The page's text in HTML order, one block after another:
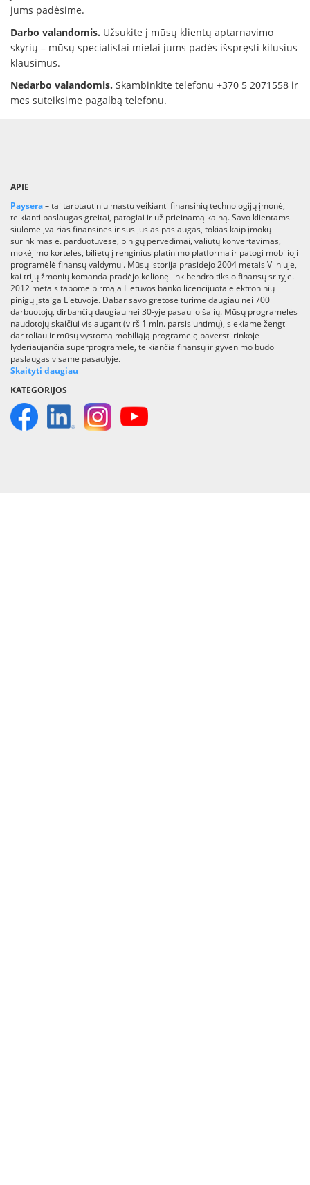
jums padėsime.
Darbo valandomis. Užsukite į mūsų klientų aptarnavimo
skyrių – mūsų specialistai mielai jums padės išspręsti kilusius
klausimus.
Nedarbo valandomis. Skambinkite telefonu +370 5 2071558 ir
mes suteiksime pagalbą telefonu.
APIE
Paysera– tai tarptautiniu mastu veikianti finansinių technologijų įmonė,
teikianti paslaugas greitai, patogiai ir už prieinamą kainą. Savo klientams
siūlome įvairias finansines ir susijusias paslaugas, tokias kaip įmokų
surinkimas e. parduotuvėse, pinigų pervedimai, valiutų konvertavimas,
mokėjimo kortelės, bilietų į renginius platinimo platforma ir patogi mobilioji
programėlė finansų valdymui. Mūsų istorija prasidėjo 2004 metais Vilniuje,
kai trijų žmonių komanda pradėjo kelionę link bendro tikslo finansų srityje.
2012 metais tapome pirmąja Lietuvos banko licencijuota elektroninių
pinigų įstaiga Lietuvoje. Dabar savo gretose turime daugiau nei 700
darbuotojų, dirbančių daugiau nei 30-yje pasaulio šalių. Mūsų programėlės
naudotojų skaičiui vis augant (virš 1 mln. parsisiuntimų), siekiame žengti
dar toliau ir mūsų vystomą mobiliąją programelę paversti rinkoje
lyderiaujančia superprogramėle, teikiančia finansų ir gyvenimo būdo
paslaugas visame pasaulyje.
Skaityti daugiau
KATEGORIJOS